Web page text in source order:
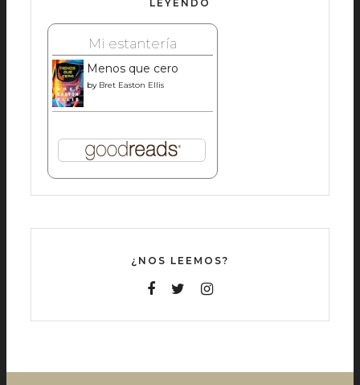
LEYENDO
Mi estantería
Menos que cero
by Bret Easton Ellis
¿NOS LEEMOS?